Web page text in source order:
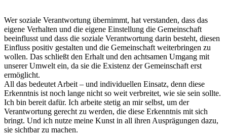
Wer soziale Verantwortung übernimmt, hat verstanden, dass das
eigene Verhalten und die eigene Einstellung die Gemeinschaft
beeinflusst und dass die soziale Verantwortung darin besteht, diesen
Einfluss positiv gestalten und die Gemeinschaft weiterbringen zu
wollen. Das schließt den Erhalt und den achtsamen Umgang mit
unserer Umwelt ein, da sie die Existenz der Gemeinschaft erst
ermöglicht.
All das bedeutet Arbeit – und individuellen Einsatz, denn diese
Erkenntnis ist noch lange nicht so weit verbreitet, wie sie sein sollte.
Ich bin bereit dafür. Ich arbeite stetig an mir selbst, um der
Verantwortung gerecht zu werden, die diese Erkenntnis mit sich
bringt. Und ich nutze meine Kunst in all ihren Ausprägungen dazu,
sie sichtbar zu machen.